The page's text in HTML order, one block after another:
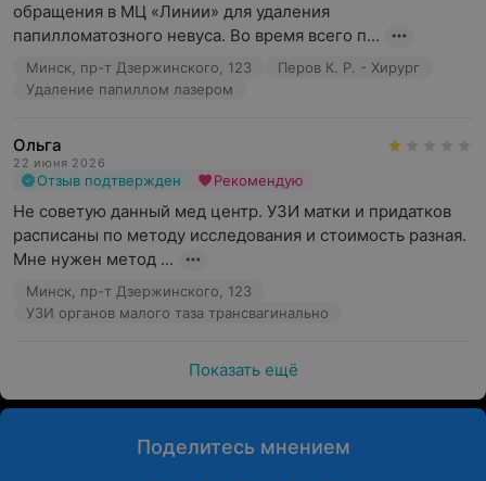
обращения в МЦ «Линии» для удаления
папилломатозного невуса. Во время всего п...
Минск, пр-т Дзержинского, 123
Перов К. Р. - Хирург
Удаление папиллом лазером
Ольга
22 июня 2026
Отзыв подтвержден Рекомендую
Не советую данный мед центр. УЗИ матки и придатков
расписаны по методу исследования и стоимость разная.
Мне нужен метод ...
Минск, пр-т Дзержинского, 123
УЗИ органов малого таза трансвагинально
Показать ещё
Поделитесь мнением